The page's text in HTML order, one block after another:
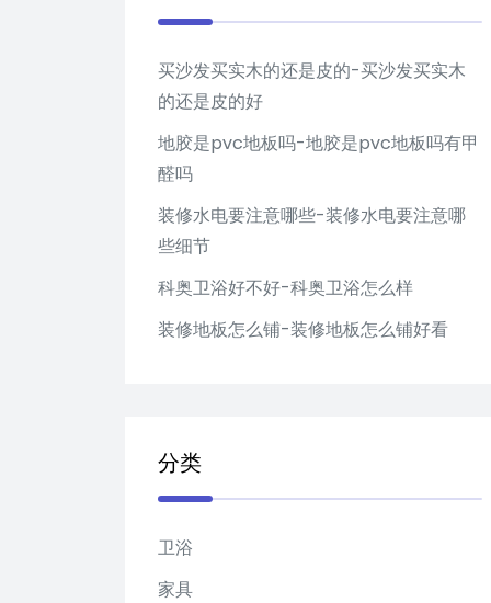
买沙发买实木的还是皮的-买沙发买实木
的还是皮的好
地胶是pvc地板吗-地胶是pvc地板吗有甲
醛吗
装修水电要注意哪些-装修水电要注意哪
些细节
科奥卫浴好不好-科奥卫浴怎么样
装修地板怎么铺-装修地板怎么铺好看
分类
卫浴
家具